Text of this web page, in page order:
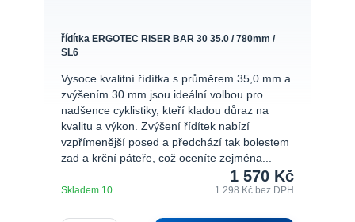
řídítka ERGOTEC RISER BAR 30 35.0 / 780mm /
SL6
Vysoce kvalitní řídítka s průměrem 35,0 mm a
zvýšením 30 mm jsou ideální volbou pro
nadšence cyklistiky, kteří kladou důraz na
kvalitu a výkon. Zvýšení řídítek nabízí
vzpřímenější posed a předchází tak bolestem
zad a krční páteře, což oceníte zejména...
1 570 Kč
1 298 Kč bez DPH
Skladem 10